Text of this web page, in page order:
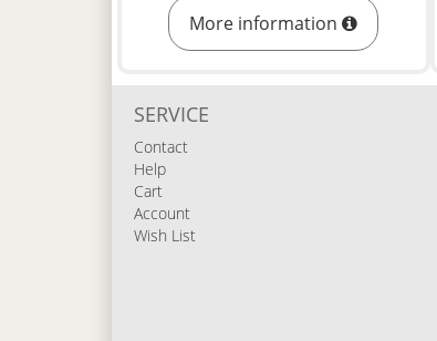
More information
SERVICE
Contact
Help
Cart
Account
Wish List